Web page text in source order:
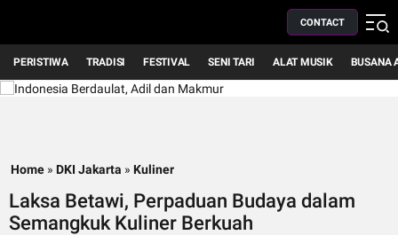
CONTACT
PERISTIWA TRADISI FESTIVAL SENI TARI ALAT MUSIK BUSANA
Home » DKI Jakarta » Kuliner
Laksa Betawi, Perpaduan Budaya dalam
Semangkuk Kuliner Berkuah